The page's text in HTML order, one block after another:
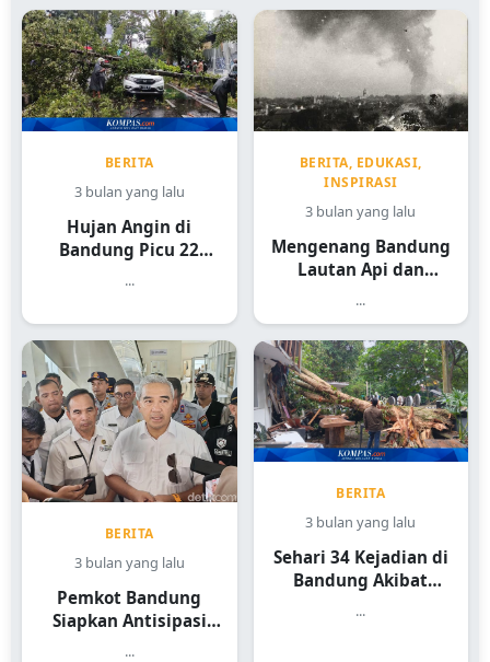
BERITA
3 bulan yang lalu
Hujan Angin di
Bandung Picu 22
...
BERITA, EDUKASI,
INSPIRASI
3 bulan yang lalu
Mengenang Bandung
Lautan Api dan
...
BERITA
3 bulan yang lalu
Pemkot Bandung
Siapkan Antisipasi
...
BERITA
3 bulan yang lalu
Sehari 34 Kejadian di
Bandung Akibat
...